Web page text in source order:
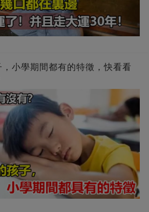
小學期間都有的特徵，快看看